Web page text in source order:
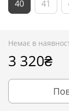
40 41
Немає в
3 320₴